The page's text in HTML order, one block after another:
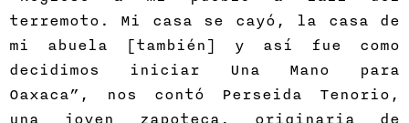
terremoto. Mi casa se cayó, la casa de
mi abuela [también] y así fue como
decidimos iniciar Una Mano para
Oaxaca”, nos contó Perseida Tenorio,
una joven zapoteca, originaria de